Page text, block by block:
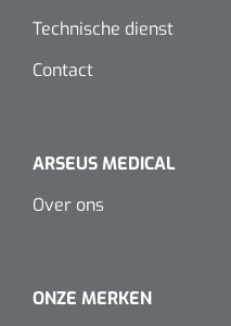
Technische dienst
Contact
ARSEUS MEDICAL
Over ons
ONZE MERKEN